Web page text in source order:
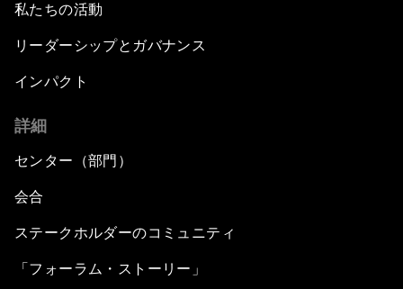
私たちの活動
リーダーシップとガバナンス
インパクト
詳細
センター（部門）
会合
ステークホルダーのコミュニティ
「フォーラム・ストーリー」